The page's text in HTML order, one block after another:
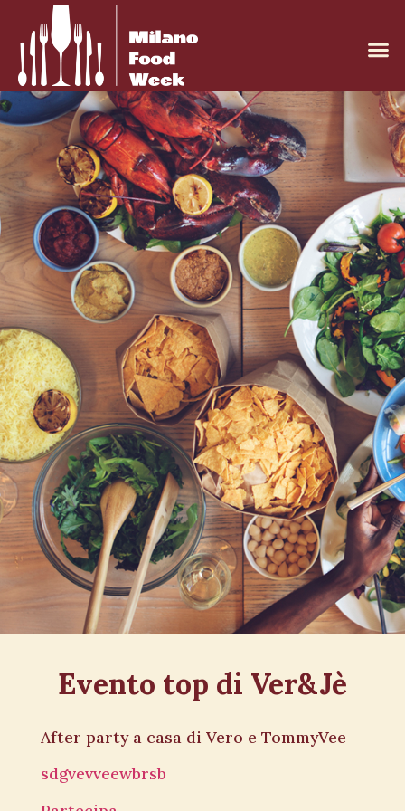
Evento top di Ver&Jè
After party a casa di Vero e TommyVee
sdgvevveewbrsb